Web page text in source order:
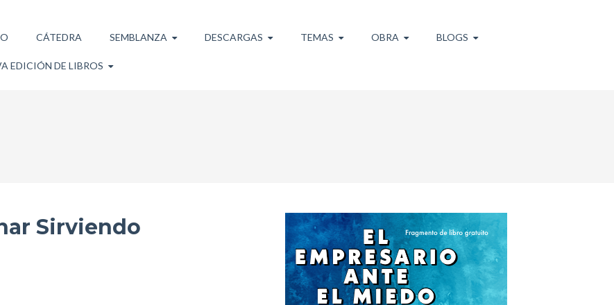
CÁTEDRA SEMBLANZA DESCARGAS TEMAS OBRA BLOGS
EDICIÓN DE LIBROS
Sirviendo